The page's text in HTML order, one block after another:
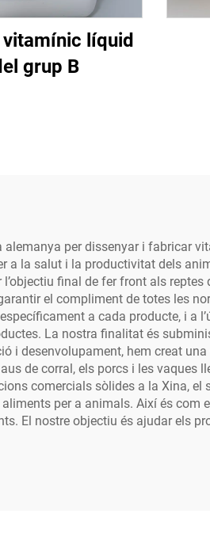
líquid
grup B
per dissenyar i fabricar
a la salut i la productivitat dels
final de fer front als
el compliment de totes les
a cada producte, i a
La nostra finalitat és
i desenvolupament, hem creat
de corral, els porcs i les vaques
comercials sòlides a la Xina, el
per a animals. Així és
El nostre objectiu és ajudar els